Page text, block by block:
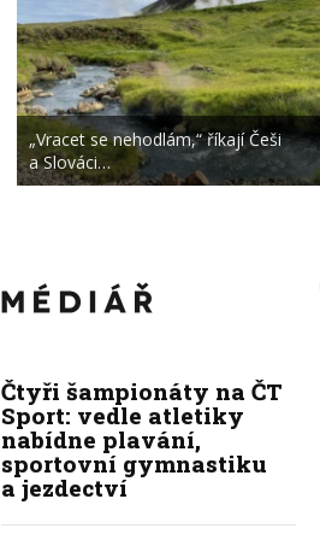
„Vracet se nehodlám,“ říkají Češi
a Slováci…
Čtyři šampionáty na ČT
Sport: vedle atletiky
nabídne plavání,
sportovní gymnastiku
a jezdectví